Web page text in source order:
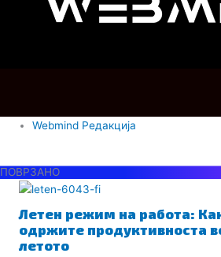
Webmind Редакција
ПОВРЗАНО
Летен режим на работа:
одржите продуктивноста
летото